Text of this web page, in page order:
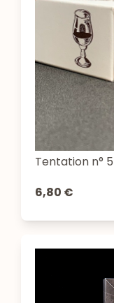
Tentation n° 5
6,80 €